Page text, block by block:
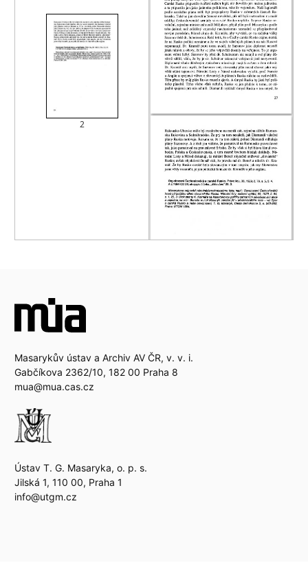
Masarykův ústav a Archiv AV ČR, v. v. i.
Gabčíkova 2362/10, 182 00 Praha 8
mua@mua.cas.cz
Ústav T. G. Masaryka, o. p. s.
Jilská 1, 110 00, Praha 1
info@utgm.cz